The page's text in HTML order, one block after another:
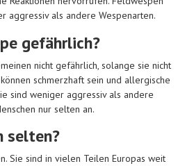
aggressiv als andere Wespenarten.
gefährlich?
nicht gefährlich, solange sie nicht
schmerzhaft sein und allergische
sind weniger aggressiv als andere
nur selten an.
selten?
Sie sind in vielen Teilen Europas weit